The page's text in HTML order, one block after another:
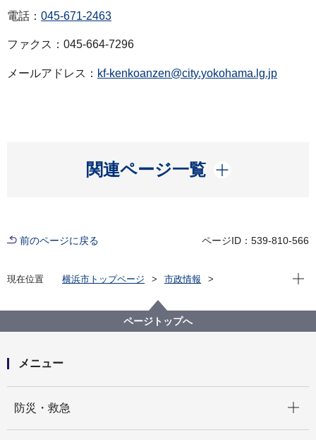
電話： 045-671-2463
ファクス：045-664-7296
メールアドレス： kf-kenkoanzen@city.yokohama.lg.jp
関連ページ一覧
開く
前のページに戻る ページID：539-810-566
現在位置 横浜市トップページ
市政情報
新型コロナウイルス感染症による新たな市内の患者確
認について
現在
ページトップへ
メニュー
防災・救急